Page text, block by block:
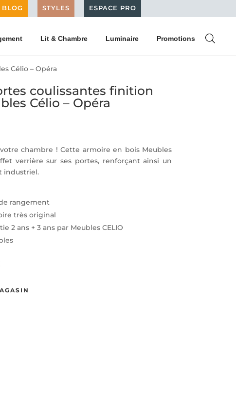
BLOG STYLES ESPACE PRO
Lit & Chambre Luminaire Promotions
Célio – Opéra
coulissantes finition
Célio – Opéra
chambre ! Cette armoire en bois Meubles
verrière sur ses portes, renforçant ainsi un
industriel.
rangement
très original
2 ans + 3 ans par Meubles CELIO